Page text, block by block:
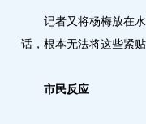
记者又将杨梅放在水
话，根本无法将这些紧
市民反应